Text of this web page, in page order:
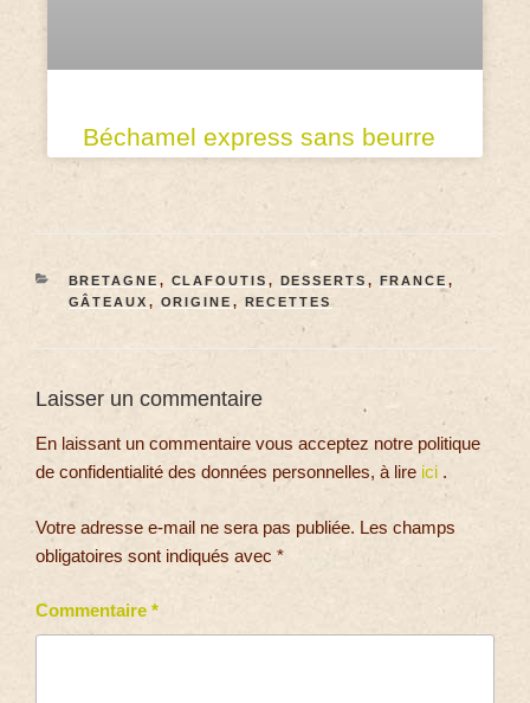
Béchamel express sans beurre
BRETAGNE , CLAFOUTIS , DESSERTS , FRANCE ,
GÂTEAUX , ORIGINE , RECETTES
Laisser un commentaire
En laissant un commentaire vous acceptez notre politique
de confidentialité des données personnelles, à lire ici .
Votre adresse e-mail ne sera pas publiée. Les champs
obligatoires sont indiqués avec *
Commentaire *